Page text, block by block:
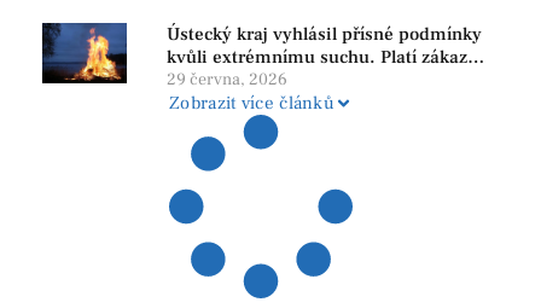
Ústecký kraj vyhlásil přísné podmínky
kvůli extrémnímu suchu. Platí zákaz
ohňů i pyrotechniky
29 června, 2026
Zobrazit více článků